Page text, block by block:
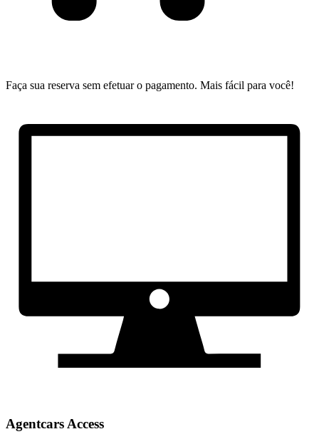
Faça sua reserva sem efetuar o pagamento. Mais fácil para você!
Agentcars Access